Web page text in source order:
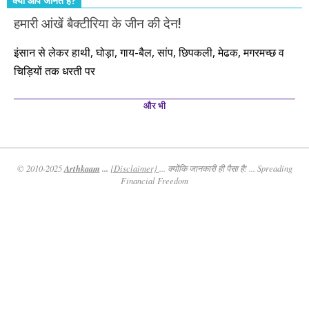
हमारी आंखें बैक्टीरिया के जीन की देन!
इंसान से लेकर हाथी, घोड़ा, गाय-बैल, सांप, छिपकली, मेढक, मगरमच्छ व
चिड़ियों तक धरती पर
और भी
© 2010-2025Arthkaam ... {Disclaimer}... क्योंकि जानकारी ही पैसा है! ... Spreading
Financial Freedom